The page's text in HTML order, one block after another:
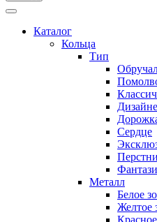
Каталог
Кольца
Тип
Сердце
Металл
Белое
Желтое